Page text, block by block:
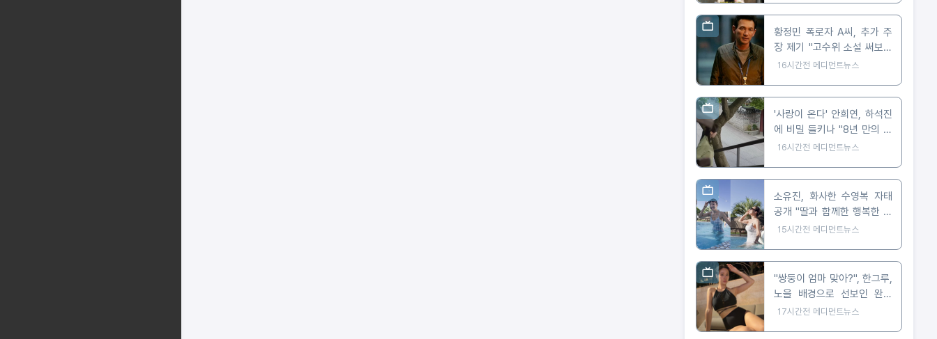
황정민 폭로자 A씨, 추가 주
장 제기 "고수위 소설 써보라
요구 받아"
16시간전 메디먼트뉴스
'사랑이 온다' 안희연, 하석진
에 비밀 들키나 "8년 만의 숨
막히는 대치"
16시간전 메디먼트뉴스
소유진, 화사한 수영복 자태
공개 "딸과 함께한 행복한 여
름"
15시간전 메디먼트뉴스
"쌍둥이 엄마 맞아?", 한그루,
노을 배경으로 선보인 완벽
비키니 자태
17시간전 메디먼트뉴스